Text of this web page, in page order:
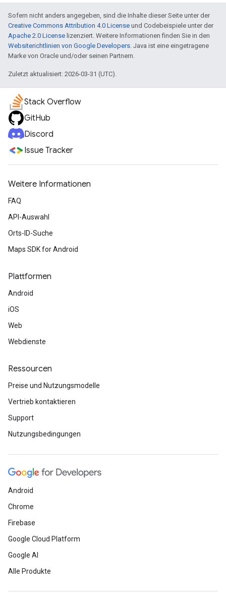
Sofern nicht anders angegeben, sind die Inhalte dieser Seite unter der
Creative Commons Attribution 4.0 License und Codebeispiele unter der
Apache 2.0 License lizenziert. Weitere Informationen finden Sie in den
Websiterichtlinien von Google Developers. Java ist eine eingetragene
Marke von Oracle und/oder seinen Partnern.
Zuletzt aktualisiert: 2026-03-31 (UTC).
Stack Overflow
GitHub
Discord
Issue Tracker
Weitere Informationen
FAQ
API-Auswahl
Orts-ID-Suche
Maps SDK for Android
Plattformen
Android
iOS
Web
Webdienste
Ressourcen
Preise und Nutzungsmodelle
Vertrieb kontaktieren
Support
Nutzungsbedingungen
Android
Chrome
Firebase
Google Cloud Platform
Google AI
Alle Produkte